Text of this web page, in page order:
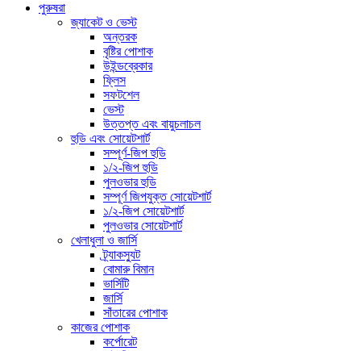
পুরুষরা
জ্যাকেট ও ভেস্ট
অন্তরক
বৃষ্টির পোশাক
উইন্ডব্রেকার
ফ্লিস
সফটশেল
ভেস্ট
উত্তপ্ত এবং বায়ুচলাচল
হুডি এবং সোয়েটশার্ট
সম্পূর্ণ-জিপ হুডি
১/২-জিপ হুডি
পুলওভার হুডি
সম্পূর্ণ জিপযুক্ত সোয়েটশার্ট
১/২-জিপ সোয়েটশার্ট
পুলওভার সোয়েটশার্ট
খেলাধুলা ও জার্সি
ট্র্যাকস্যুট
বোমারু বিমান
ভার্সিটি
জার্সি
সাঁতারের পোশাক
কাজের পোশাক
কর্পোরেট